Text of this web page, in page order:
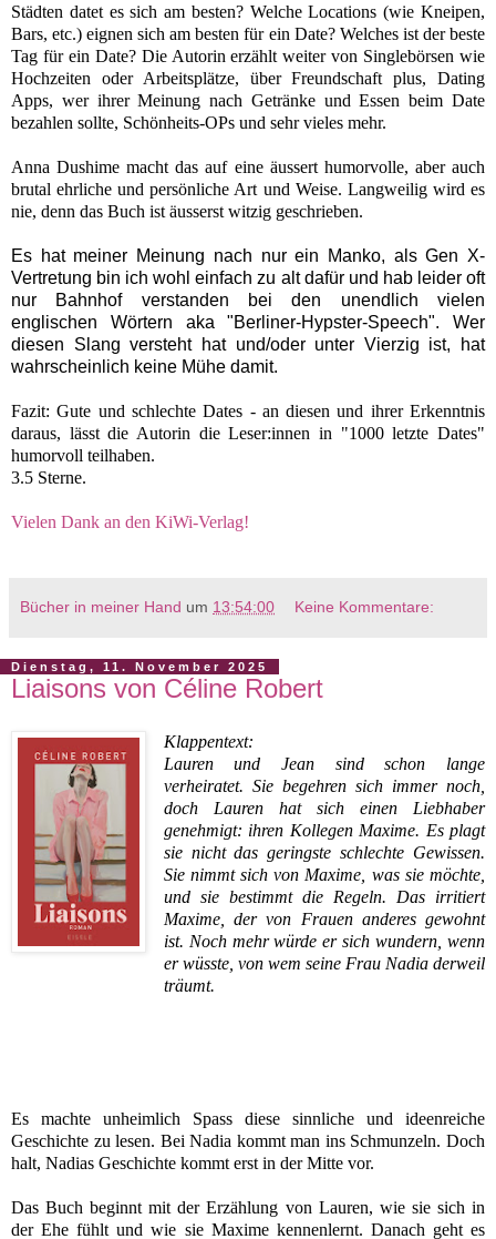
Städten datet es sich am besten? Welche Locations (wie Kneipen,
Bars, etc.) eignen sich am besten für ein Date? Welches ist der beste
Tag für ein Date? Die Autorin erzählt weiter von Singlebörsen wie
Hochzeiten oder Arbeitsplätze, über Freundschaft plus, Dating
Apps, wer ihrer Meinung nach Getränke und Essen beim Date
bezahlen sollte, Schönheits-OPs und sehr vieles mehr.
Anna Dushime macht das auf eine äussert humorvolle, aber auch
brutal ehrliche und persönliche Art und Weise. Langweilig wird es
nie, denn das Buch ist äusserst witzig geschrieben.
Es hat meiner Meinung nach nur ein Manko, als Gen X-
Vertretung bin ich wohl einfach zu alt dafür und hab leider oft
nur Bahnhof verstanden bei den unendlich vielen
englischen Wörtern aka "Berliner-Hypster-Speech". Wer
diesen Slang versteht hat und/oder unter Vierzig ist, hat
wahrscheinlich keine Mühe damit.
Fazit: Gute und schlechte Dates - an diesen und ihrer Erkenntnis
daraus, lässt die Autorin die Leser:innen in "1000 letzte Dates"
humorvoll teilhaben.
3.5 Sterne.
Vielen Dank an den KiWi-Verlag!
Bücher in meiner Hand um 13:54:00 Keine Kommentare:
Dienstag, 11. November 2025
Liaisons von Céline Robert
Klappentext:
Lauren und Jean sind schon lange
verheiratet. Sie begehren sich immer noch,
doch Lauren hat sich einen Liebhaber
genehmigt: ihren Kollegen Maxime. Es plagt
sie nicht das geringste schlechte Gewissen.
Sie nimmt sich von Maxime, was sie möchte,
und sie bestimmt die Regeln. Das irritiert
Maxime, der von Frauen anderes gewohnt
ist. Noch mehr würde er sich wundern, wenn
er wüsste, von wem seine Frau Nadia derweil
träumt.
Es machte unheimlich Spass diese sinnliche und ideenreiche
Geschichte zu lesen. Bei Nadia kommt man ins Schmunzeln. Doch
halt, Nadias Geschichte kommt erst in der Mitte vor.
Das Buch beginnt mit der Erzählung von Lauren, wie sie sich in
der Ehe fühlt und wie sie Maxime kennenlernt. Danach geht es